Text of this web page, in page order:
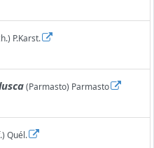
P.Karst.
(Parmasto) Parmasto
Quél.